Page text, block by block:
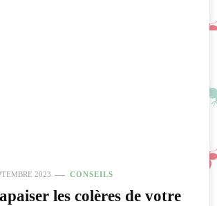
2023 CONSEILS
les colères de votre